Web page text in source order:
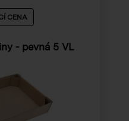
CENA
- pevná 5 VL